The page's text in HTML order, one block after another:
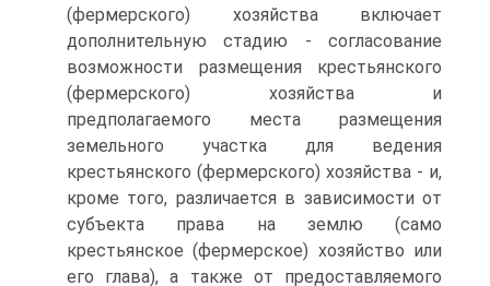
(фермерского) хозяйства включает
дополнитель­ную стадию - согласование
возможности размещения крестьян­ского
(фермерского) хозяйства и
предполагаемого места разме­щения
земельного участка для ведения
крестьянского (фермер­ского) хозяйства - и,
кроме того, различается в зависимости от
субъекта права на землю (само
крестьянское (фермерское) хо­зяйство или
его глава), а также от предоставляемого